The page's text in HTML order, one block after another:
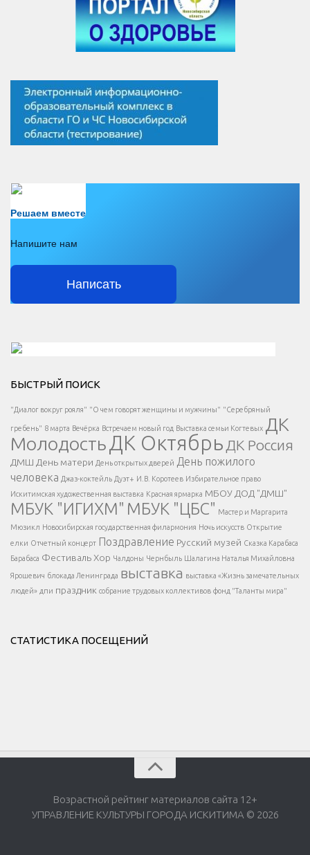
Решаем вместе
Напишите нам
Написать
Есть вопрос?
Напишите нам
</span >
Написать
</button >
</div >
</div > </div >
БЫСТРЫЙ ПОИСК
"Диалог вокруг рояля" "О чем говорят женщины и мужчины" "Серебряный
гребень" 8 марта Вечёрка Встречаем новый год Выставка семьи Когтевых ДК
МолодостьДК Октябрь ДК Россия
ДМШ День матери День открытых дверей День пожилого
человека Джаз-коктейль Дуэт+ И.В. Коротеев Избирательное право
Искитимская художественная выставка Красная ярмарка МБОУ ДОД "ДМШ"
МБУК "ИГИХМ" МБУК "ЦБС" Мастер и Маргарита
Мюзикл Новосибирская государственная филармония Ночь искусств Открытие
елки Отчетный концерт Поздравление Русский музей Сказка Карабаса
Барабаса Фестиваль Хор Чалдоны Чернбыль Шалагина Наталья Михайловна
Ярошевич блокада Ленинграда выставка выставка «Жизнь замечательных
людей» дпи праздник собрание трудовых коллективов фонд "Таланты мира"
СТАТИСТИКА ПОСЕЩЕНИЙ
Возрастной рейтинг материалов сайта 12+
УПРАВЛЕНИЕ КУЛЬТУРЫ ГОРОДА ИСКИТИМА © 2026